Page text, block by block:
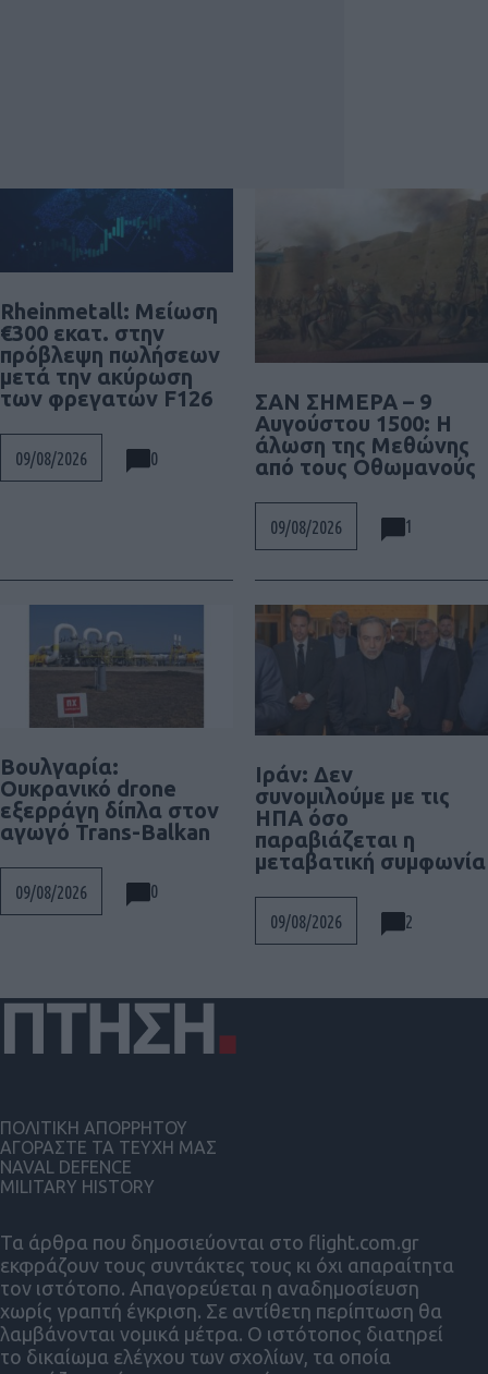
Rheinmetall: Μείωση
€300 εκατ. στην
πρόβλεψη πωλήσεων
μετά την ακύρωση
των φρεγατών F126
09/08/2026 0
ΣΑΝ ΣΗΜΕΡΑ – 9
Αυγούστου 1500: Η
άλωση της Μεθώνης
από τους Οθωμανούς
09/08/2026 1
Βουλγαρία:
Ουκρανικό drone
εξερράγη δίπλα στον
αγωγό Trans-Balkan
09/08/2026 0
Ιράν: Δεν
συνομιλούμε με τις
ΗΠΑ όσο
παραβιάζεται η
μεταβατική συμφωνία
09/08/2026 2
Τα άρθρα που δημοσιεύονται στο flight.com.gr
εκφράζουν τους συντάκτες τους κι όχι απαραίτητα
τον ιστότοπο. Απαγορεύεται η αναδημοσίευση
χωρίς γραπτή έγκριση. Σε αντίθετη περίπτωση θα
λαμβάνονται νομικά μέτρα. Ο ιστότοπος διατηρεί
το δικαίωμα ελέγχου των σχολίων, τα οποία
ΠΟΛΙΤΙΚΗ ΑΠΟΡΡΗΤΟΥ
ΑΓΟΡΑΣΤΕ ΤΑ ΤΕΥΧΗ ΜΑΣ
NAVAL DEFENCE
MILITARY HISTORY